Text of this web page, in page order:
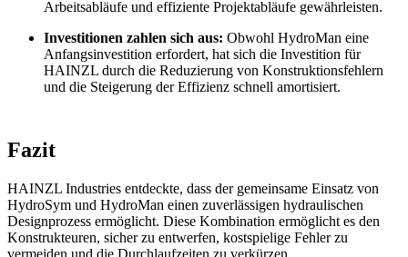
Arbeitsabläufe und effiziente Projektabläufe gewährleisten.
Investitionen zahlen sich aus: Obwohl HydroMan eine
Anfangsinvestition erfordert, hat sich die Investition für
HAINZL durch die Reduzierung von Konstruktionsfehlern
und die Steigerung der Effizienz schnell amortisiert.
Fazit
HAINZL Industries entdeckte, dass der gemeinsame Einsatz von
HydroSym und HydroMan einen zuverlässigen hydraulischen
Designprozess ermöglicht. Diese Kombination ermöglicht es den
Konstrukteuren, sicher zu entwerfen, kostspielige Fehler zu
vermeiden und die Durchlaufzeiten zu verkürzen.